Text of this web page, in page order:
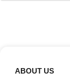
ABOUT US